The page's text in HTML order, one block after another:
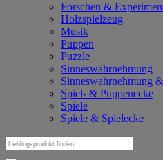
Forschen &
Holzspielzeug
Musik
Puppen
Puzzle
Sinneswahrnehmung
Sinneswahrnehmung
Spiel- & Puppenecke
Spiele
Spiele & Spielecke
Suchen
nach: